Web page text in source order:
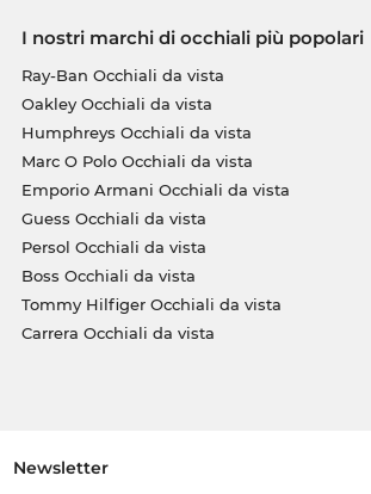
I nostri marchi di occhiali più popolari
Ray-Ban Occhiali da vista
Oakley Occhiali da vista
Humphreys Occhiali da vista
Marc O Polo Occhiali da vista
Emporio Armani Occhiali da vista
Guess Occhiali da vista
Persol Occhiali da vista
Boss Occhiali da vista
Tommy Hilfiger Occhiali da vista
Carrera Occhiali da vista
Newsletter